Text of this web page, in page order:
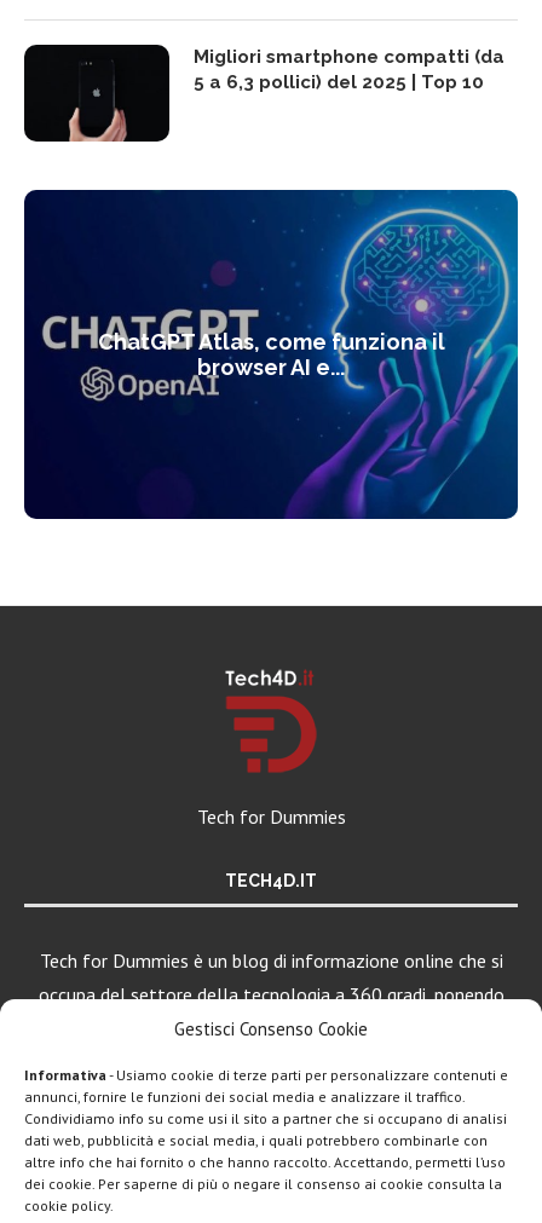
Gestisci Consenso Cookie
Informativa - Usiamo cookie di terze parti per personalizzare contenuti e
annunci, fornire le funzioni dei social media e analizzare il traffico.
Condividiamo info su come usi il sito a partner che si occupano di analisi
dati web, pubblicità e social media, i quali potrebbero combinarle con
altre info che hai fornito o che hanno raccolto. Accettando, permetti l’uso
dei cookie. Per saperne di più o negare il consenso ai cookie consulta la
cookie policy.
Migliori smartphone compatti (da
5 a 6,3 pollici) del 2025 | Top 10
ChatGPT Atlas, come funziona il
browser AI e...
Tech for Dummies
TECH4D.IT
Tech for Dummies è un blog di informazione online che si
occupa del settore della tecnologia a 360 gradi, ponendo
una particolare attenzione al mondo Android, Apple e
LEGGI ANCHE
LockBox è l’app